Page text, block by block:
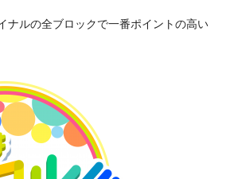
ナルの全ブロックで一番ポイントの高い